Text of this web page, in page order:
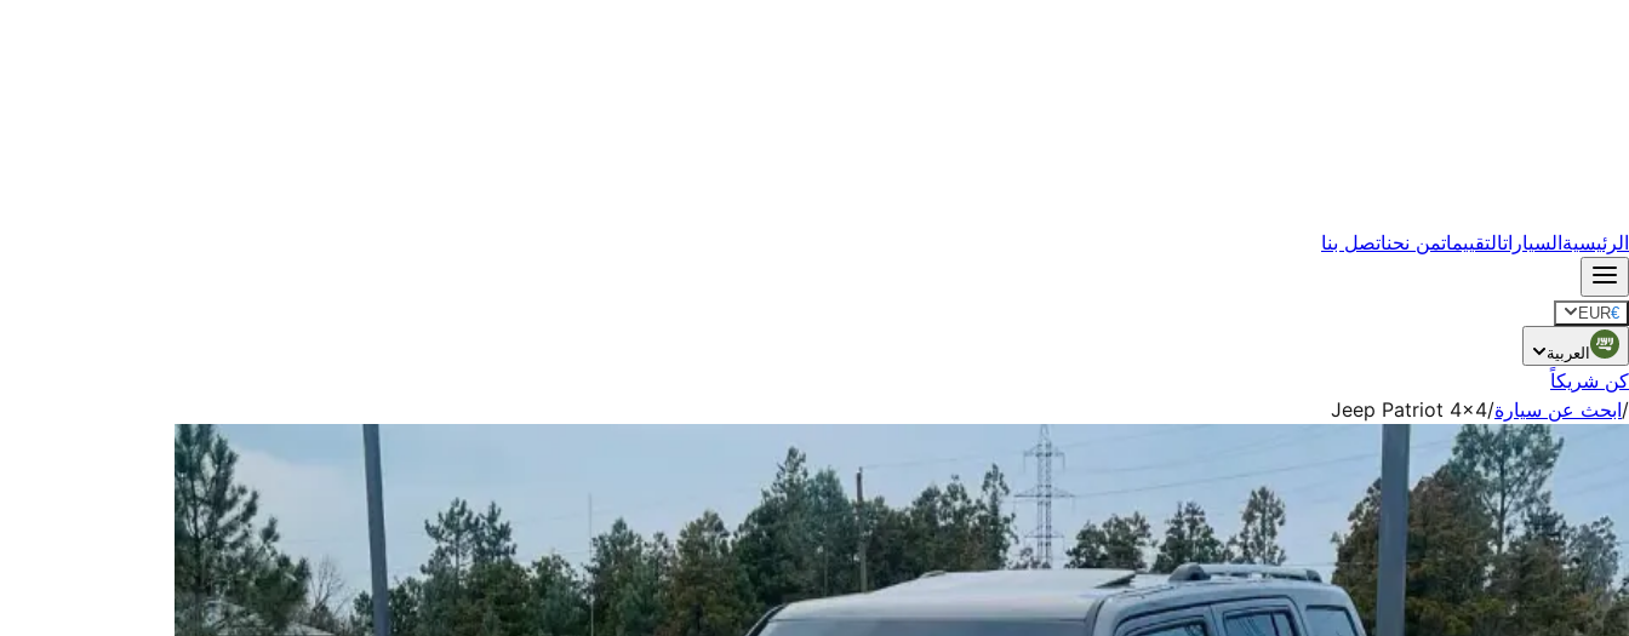
الرئيسيةالسياراتالتقييماتمن نحناتصل بنا
€
EUR
العربية
كن شريكاً
/ابحث عن سيارة/
Jeep Patriot 4x4